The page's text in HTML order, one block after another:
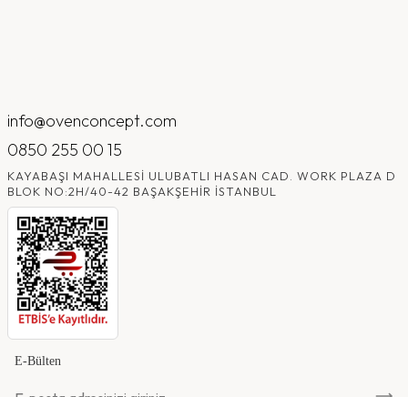
info@ovenconcept.com
0850 255 00 15
KAYABAŞI MAHALLESI ULUBATLI HASAN CAD. WORK PLAZA D
BLOK NO:2H/40-42 BAŞAKŞEHIR İSTANBUL
E-Bülten